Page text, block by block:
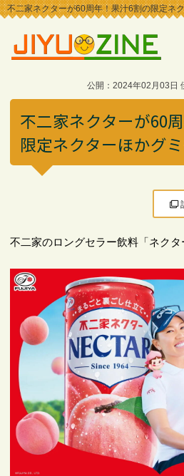
不二家ネクターが60周年！果汁6割の限定ネ
公開：2024年02月03日
不二家ネクターが60
限定ネクターほかグ
不二家のロングセラー飲料「ネクタ